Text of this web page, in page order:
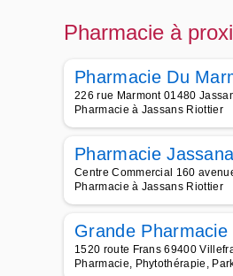
Pharmacie à
Pharmacie Du
226 rue Marmont 01480
Pharmacie à Jassans Riottier
Pharmacie
Centre Commercial 160
Pharmacie à Jassans Riottier
Grande Pharmacie
1520 route Frans 69400
Pharmacie, Phytothérapie,